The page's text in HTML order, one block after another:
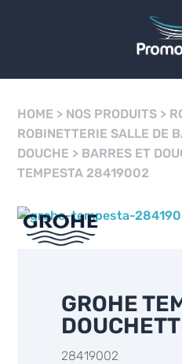
HOME > NOS PRODUITS >
ROBINETTERIE SALLE DE
DOUCHE > BARRES ET
TEMPESTA 28419002
GROHE
28419002